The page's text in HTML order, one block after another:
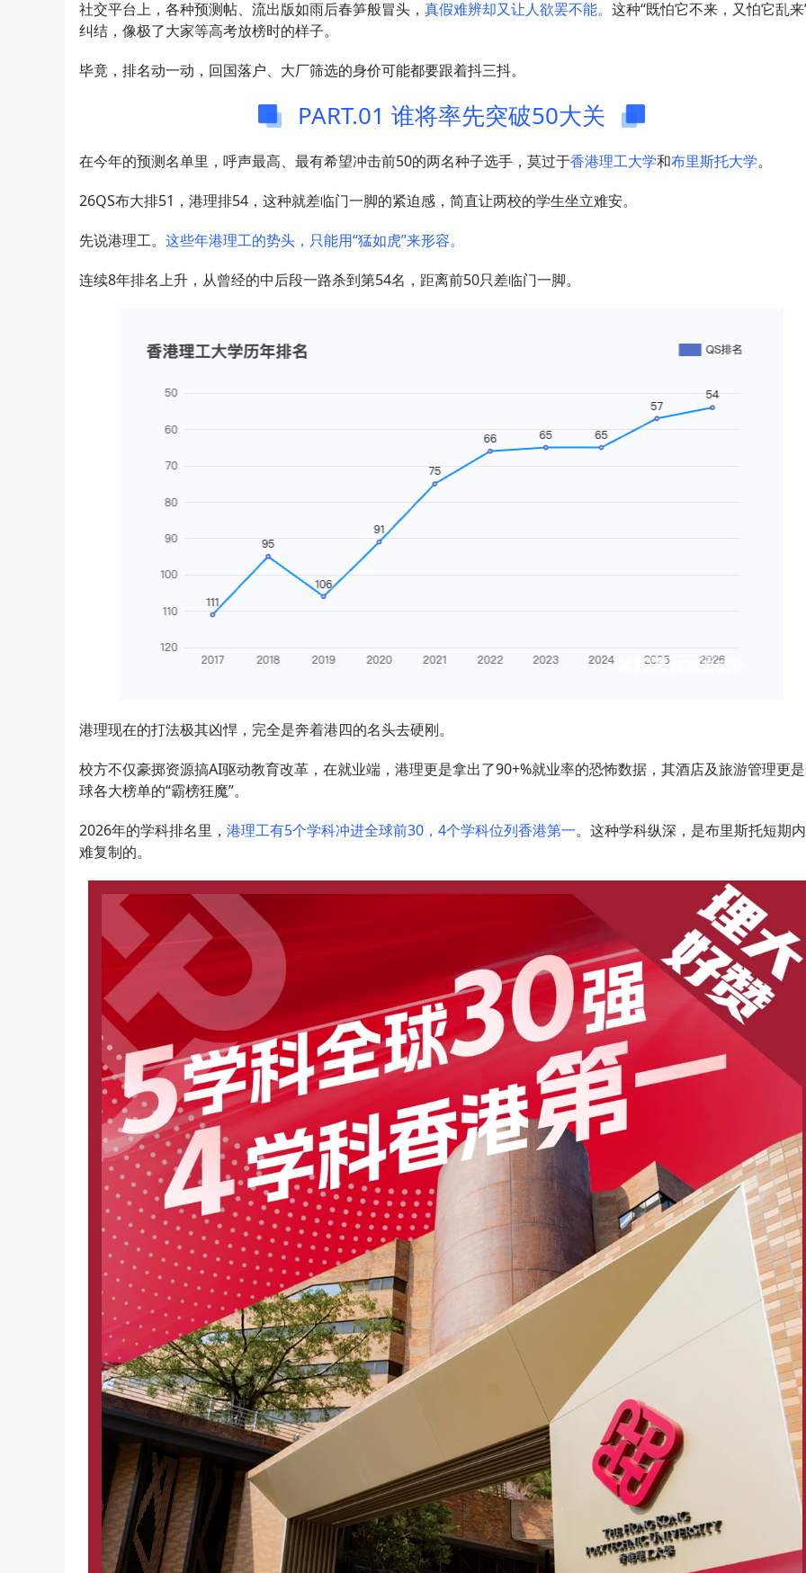
社交平台上，各种预测帖、流出版如雨后春笋般冒头， 真假难辨却又让人欲罢不能。 这种“既怕它不来，又怕它乱来
纠结，像极了大家等高考放榜时的样子。
毕竟，排名动一动，回国落户、大厂筛选的身价可能都要跟着抖三抖。
PART.01 谁将率先突破50大关
在今年的预测名单里，呼声最高、最有希望冲击前50的两名种子选手，莫过于香港理工大学和布里斯托大学。
26QS布大排51，港理排54，这种就差临门一脚的紧迫感，简直让两校的学生坐立难安。
先说港理工。 这些年港理工的势头，只能用“猛如虎”来形容。
连续8年排名上升，从曾经的中后段一路杀到第54名，距离前50只差临门一脚。
港理现在的打法极其凶悍，完全是奔着港四的名头去硬刚。
校方不仅豪掷资源搞AI驱动教育改革，在就业端，港理更是拿出了90+%就业率的恐怖数据，其酒店及旅游管理更
球各大榜单的“霸榜狂魔”。
2026年的学科排名里， 港理工有5个学科冲进全球前30，4个学科位列香港第一。这种学科纵深，是布里斯托短期
难复制的。
手机号格式错误，请检查后重试。
